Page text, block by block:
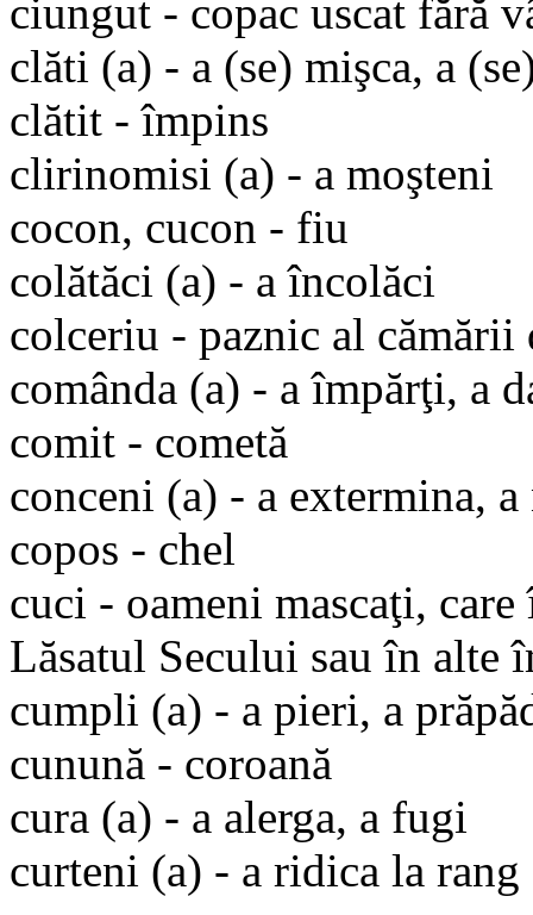
ciungut - copac uscat fără
clăti (a) - a (se) mişca, a
clătit - împins
clirinomisi (a) - a moşteni
cocon, cucon - fiu
colătăci (a) - a încolăci
colceriu - paznic al cămării
comânda (a) - a împărţi, a
comit - cometă
conceni (a) - a extermina,
copos - chel
cuci - oameni mascaţi,
Lăsatul Secului sau în alte
cumpli (a) - a pieri, a
cunună - coroană
cura (a) - a alerga, a fugi
curteni (a) - a ridica la rang